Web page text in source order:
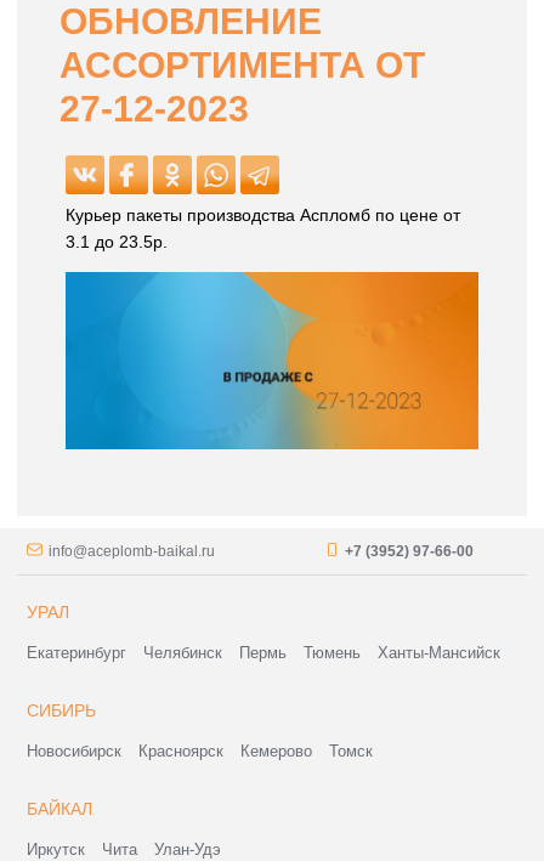
ОБНОВЛЕНИЕ
АССОРТИМЕНТА ОТ
27-12-2023
Курьер пакеты производства Аспломб по цене от
3.1 до 23.5р.
info@aceplomb-baikal.ru +7 (3952) 97-66-00
УРАЛ
Екатеринбург Челябинск Пермь Тюмень Ханты-Мансийск
СИБИРЬ
Новосибирск Красноярск Кемерово Томск
БАЙКАЛ
Иркутск Чита Улан-Удэ